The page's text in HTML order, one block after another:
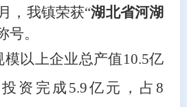
，我镇荣获“湖北省河湖
号。
模以上企业总产值10.5亿
资完成5.9亿元，占8